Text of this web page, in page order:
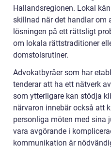
Hallandsregionen. Lokal
skillnad när det handlar om
lösningen på ett rättsligt
om lokala rättstraditioner
domstolsrutiner.
Advokatbyråer som har
tenderar att ha ett nätverk
som ytterligare kan stödja
närvaron innebär också att
personliga möten med sina
vara avgörande i
kommunikation är